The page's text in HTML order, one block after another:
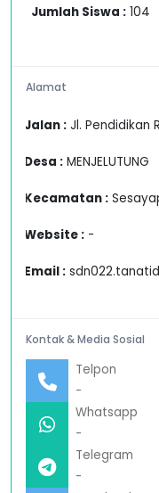
Jumlah Siswa : 104
Alamat
Jalan : Jl. Pendidikan
Desa : MENJELUTUNG
Kecamatan :
Website : -
Email :
Kontak & Media Sosial
Telpon
-
Whatsapp
-
Telegram
-